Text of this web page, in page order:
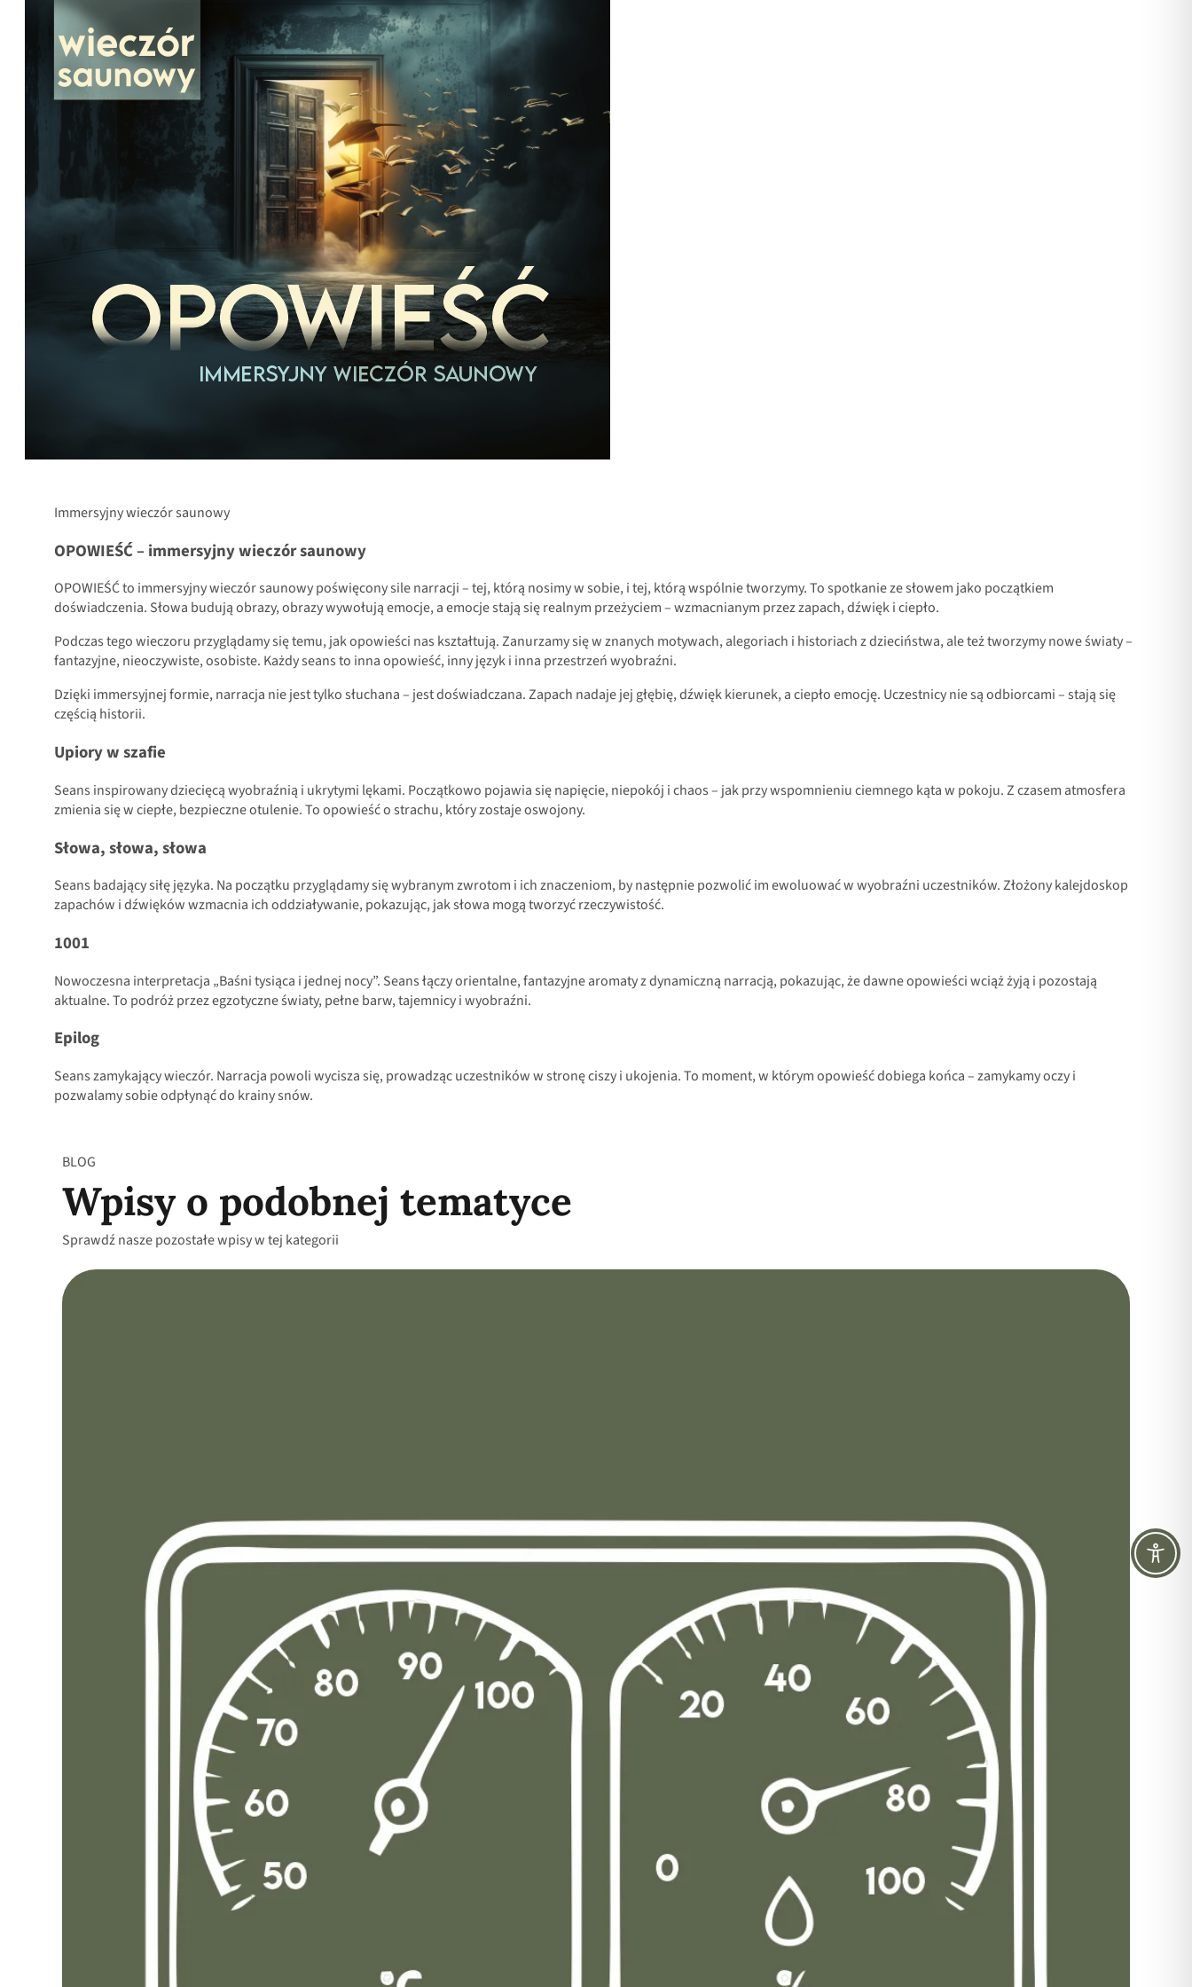
Immersyjny wieczór saunowy
OPOWIEŚĆ – immersyjny wieczór saunowy
OPOWIEŚĆ to immersyjny wieczór saunowy poświęcony sile narracji – tej, którą nosimy w sobie, i tej, którą wspólnie tworzymy. To spotkanie ze słowem jako początkiem
doświadczenia. Słowa budują obrazy, obrazy wywołują emocje, a emocje stają się realnym przeżyciem – wzmacnianym przez zapach, dźwięk i ciepło.
Podczas tego wieczoru przyglądamy się temu, jak opowieści nas kształtują. Zanurzamy się w znanych motywach, alegoriach i historiach z dzieciństwa, ale też tworzymy nowe światy –
fantazyjne, nieoczywiste, osobiste. Każdy seans to inna opowieść, inny język i inna przestrzeń wyobraźni.
Dzięki immersyjnej formie, narracja nie jest tylko słuchana – jest doświadczana. Zapach nadaje jej głębię, dźwięk kierunek, a ciepło emocję. Uczestnicy nie są odbiorcami – stają się
częścią historii.
Upiory w szafie
Seans inspirowany dziecięcą wyobraźnią i ukrytymi lękami. Początkowo pojawia się napięcie, niepokój i chaos – jak przy wspomnieniu ciemnego kąta w pokoju. Z czasem atmosfera
zmienia się w ciepłe, bezpieczne otulenie. To opowieść o strachu, który zostaje oswojony.
Słowa, słowa, słowa
Seans badający siłę języka. Na początku przyglądamy się wybranym zwrotom i ich znaczeniom, by następnie pozwolić im ewoluować w wyobraźni uczestników. Złożony kalejdoskop
zapachów i dźwięków wzmacnia ich oddziaływanie, pokazując, jak słowa mogą tworzyć rzeczywistość.
1001
Nowoczesna interpretacja „Baśni tysiąca i jednej nocy”. Seans łączy orientalne, fantazyjne aromaty z dynamiczną narracją, pokazując, że dawne opowieści wciąż żyją i pozostają
aktualne. To podróż przez egzotyczne światy, pełne barw, tajemnicy i wyobraźni.
Epilog
Seans zamykający wieczór. Narracja powoli wycisza się, prowadząc uczestników w stronę ciszy i ukojenia. To moment, w którym opowieść dobiega końca – zamykamy oczy i
pozwalamy sobie odpłynąć do krainy snów.
BLOG
Wpisy o podobnej tematyce
Sprawdź nasze pozostałe wpisy w tej kategorii